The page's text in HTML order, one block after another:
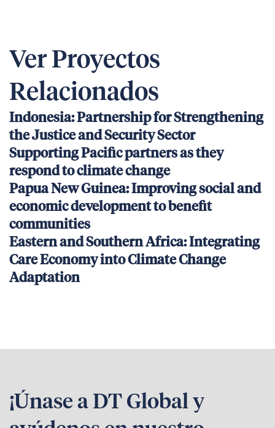
Ver Proyectos
Relacionados
Indonesia: Partnership for Strengthening
the Justice and Security Sector
Supporting Pacific partners as they
respond to climate change
Papua New Guinea: Improving social and
economic development to benefit
communities
Eastern and Southern Africa: Integrating
Care Economy into Climate Change
Adaptation
¡Únase a DT Global y